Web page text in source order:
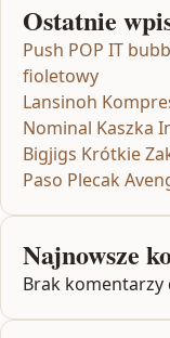
Ostatnie
Push POP IT
fioletowy
Lansinoh
Nominal Kaszka
Bigjigs Krótkie
Paso Plecak
Najnowsze
Brak komentarzy